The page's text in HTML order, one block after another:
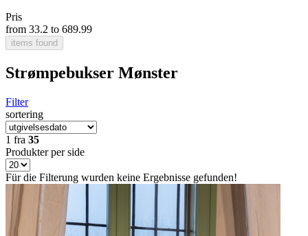
Pris
from 33.2 to 689.99
items found
Strømpebukser Mønster
Filter
sortering
1 fra 35
Produkter per side
Für die Filterung wurden keine Ergebnisse gefunden!